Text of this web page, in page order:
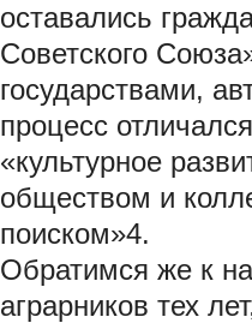
оставались
Советского
государствами,
процесс
«культурное
обществом и
поиском»4.
Обратимся же к
аграрников тех